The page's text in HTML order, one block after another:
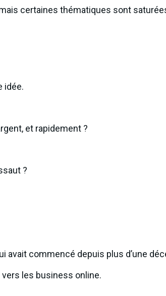
certaines thématiques sont
idée.
et rapidement ?
?
avait commencé depuis plus d’une
les business online.